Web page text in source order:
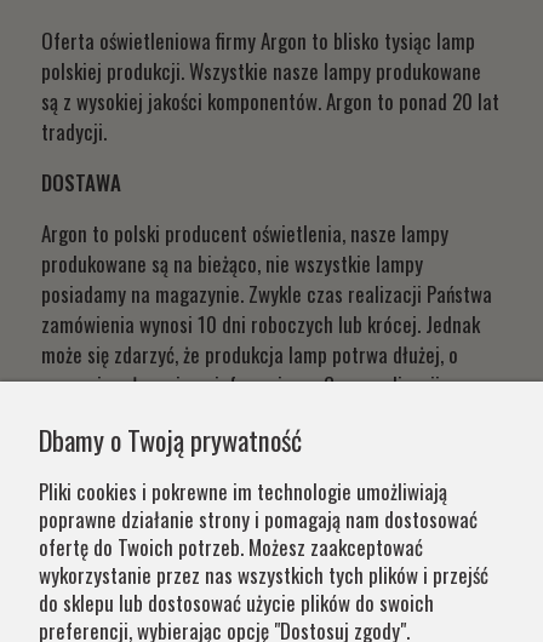
Oferta oświetleniowa firmy Argon to blisko tysiąc lamp
polskiej produkcji. Wszystkie nasze lampy produkowane
są z wysokiej jakości komponentów. Argon to ponad 20 lat
tradycji.
DOSTAWA
Argon to polski producent oświetlenia, nasze lampy
produkowane są na bieżąco, nie wszystkie lampy
posiadamy na magazynie. Zwykle czas realizacji Państwa
zamówienia wynosi 10 dni roboczych lub krócej. Jednak
może się zdarzyć, że produkcja lamp potrwa dłużej, o
czym niezwłocznie poinformujemy. Czas realizacji
chęci zapewnienia jak najwyższej jakości produktu. W
na zamówienie jest zaznaczony w opisie. Wierzymy, że na
nasze lampy warto czasem poczekać.
Kategorie
Dbamy o Twoją prywatność
Pliki cookies i pokrewne im technologie umożliwiają
poprawne działanie strony i pomagają nam dostosować
ofertę do Twoich potrzeb. Możesz zaakceptować
wykorzystanie przez nas wszystkich tych plików i przejść
do sklepu lub dostosować użycie plików do swoich
preferencji, wybierając opcję "Dostosuj zgody".